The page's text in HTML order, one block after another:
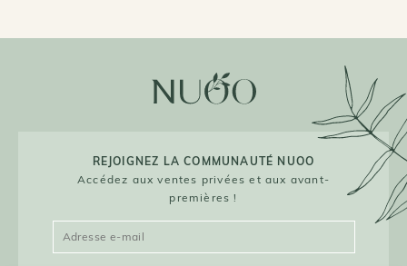
REJOIGNEZ LA COMMUNAUTÉ NUOO
Accédez aux ventes privées et aux avant-
premières !